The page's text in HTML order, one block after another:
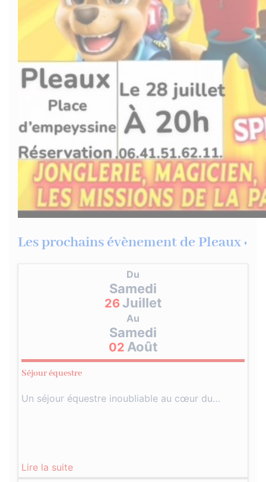
Les prochains évènement de Pleaux :
Du
Samedi
26 Juillet
Au
Samedi
02 Août
Séjour équestre
Un séjour équestre inoubliable au cœur du…
Lire la suite